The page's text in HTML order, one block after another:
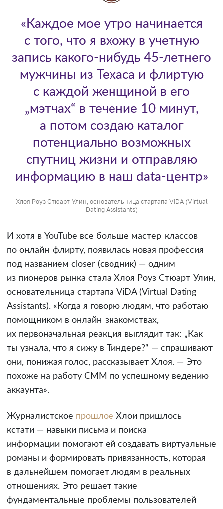
Хлоя Роуз Стюарт-Улин, основательница стартапа ViDA (Virtual
Dating Assistants)
«Каждое мое утро начинается
с того, что я вхожу в учетную
запись какого-нибудь 45-летнего
мужчины из Техаса и флиртую
с каждой женщиной в его
„мэтчах“ в течение 10 минут,
а потом создаю каталог
потенциально возможных
спутниц жизни и отправляю
информацию в наш data-центр»
И хотя в YouTube все больше мастер-классов
по онлайн-флирту, появилась новая профессия
под названием closer (сводник) — одним
из пионеров рынка стала Хлоя Роуз Стюарт-Улин,
основательница стартапа ViDA (Virtual Dating
Assistants). «Когда я говорю людям, что работаю
помощником в онлайн-знакомствах,
их первоначальная реакция выглядит так: „Как
ты узнала, что я сижу в Тиндере?“ — спрашивают
они, понижая голос, рассказывает Хлоя. — Это
похоже на работу СММ по успешному ведению
аккаунта».
Журналистское прошлое Хлои пришлось
кстати — навыки письма и поиска
информации помогают ей создавать виртуальные
романы и формировать привязанность, которая
в дальнейшем помогает людям в реальных
отношениях. Это решает такие
фундаментальные проблемы пользователей